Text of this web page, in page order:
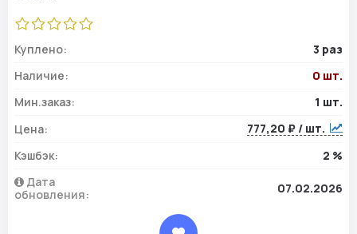
Куплено:
3 раз
Наличие:
0 шт.
Мин.заказ:
1 шт.
Цена:
777,20 ₽ / шт.
Кэшбэк:
2 %
Дата
обновления:
07.02.2026